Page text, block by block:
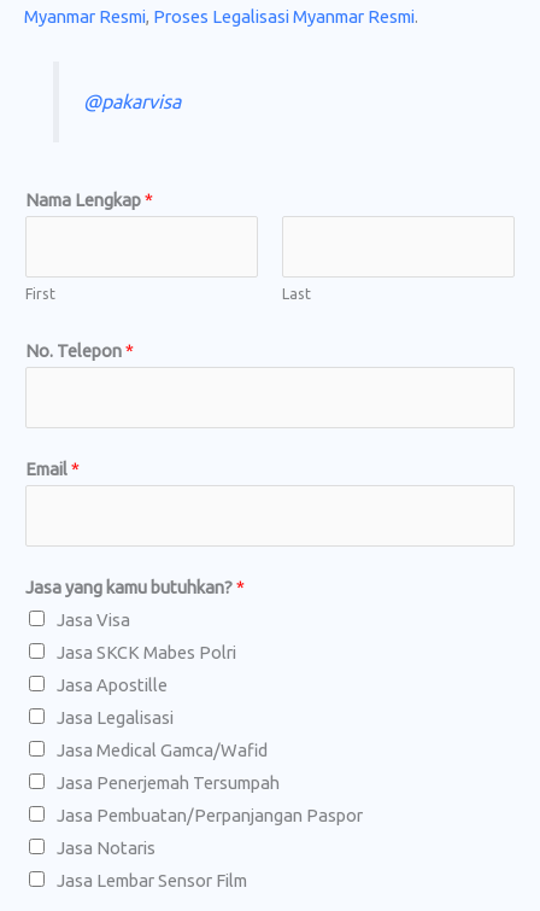
Myanmar Resmi, Proses Legalisasi Myanmar Resmi.
@pakarvisa
Nama Lengkap*
First Last
No. Telepon*
e
k
a
p
L
e
n
g
k
a
p
Email*
Jasa yang kamu butuhkan?*
Jasa Visa
Jasa SKCK Mabes Polri
Jasa Apostille
Jasa Legalisasi
Jasa Medical Gamca/Wafid
Jasa Penerjemah Tersumpah
Jasa Pembuatan/Perpanjangan Paspor
Jasa Notaris
Jasa Lembar Sensor Film